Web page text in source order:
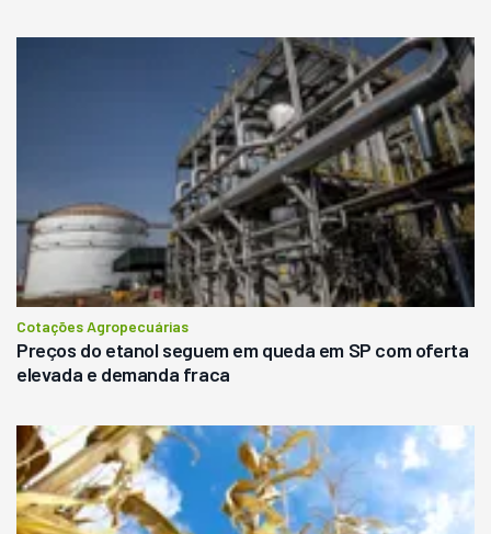
Cotações Agropecuárias
Preços do etanol seguem em queda em SP com oferta
elevada e demanda fraca